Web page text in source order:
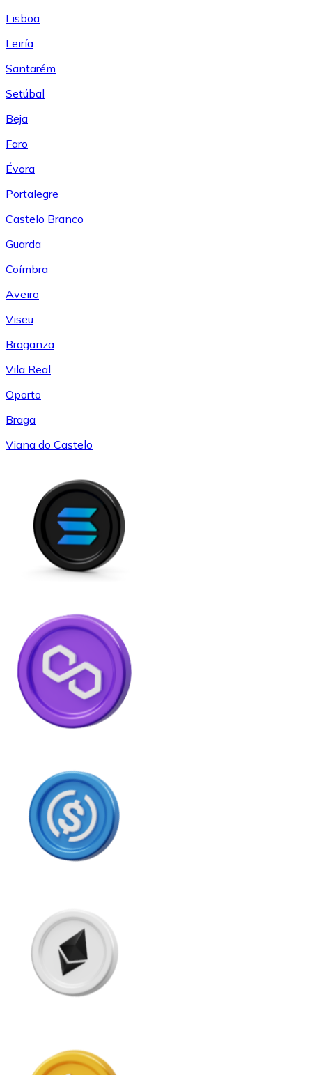
Lisboa
Leiría
Santarém
Setúbal
Beja
Faro
Évora
Portalegre
Castelo Branco
Guarda
Coímbra
Aveiro
Viseu
Braganza
Vila Real
Oporto
Braga
Viana do Castelo